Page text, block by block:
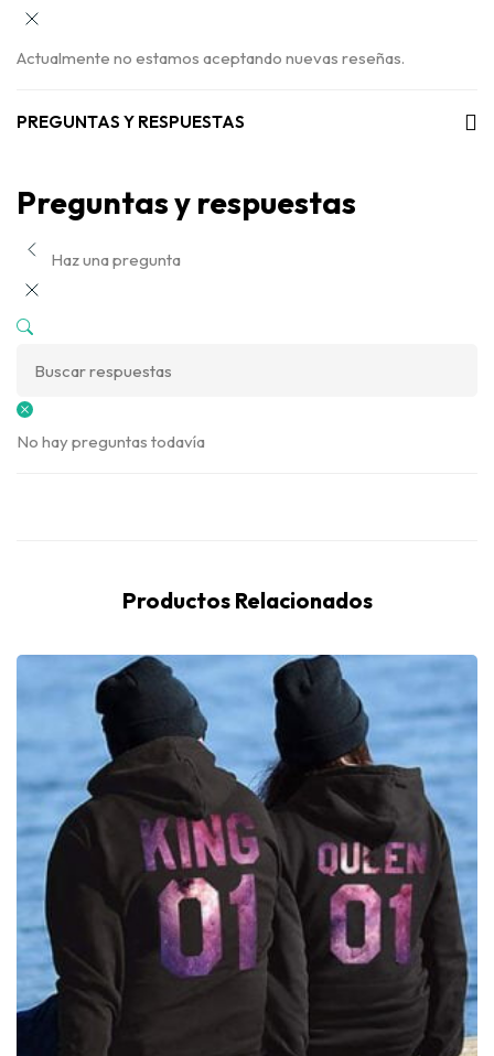
Actualmente no estamos aceptando nuevas reseñas.
PREGUNTAS Y RESPUESTAS
Preguntas y respuestas
Haz una pregunta
No hay preguntas todavía
Productos Relacionados